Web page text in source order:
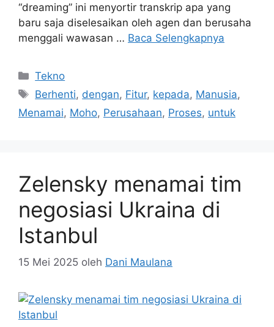
“dreaming” ini menyortir transkrip apa yang
baru saja diselesaikan oleh agen dan berusaha
menggali wawasan … Baca Selengkapnya
Kategori
Tekno
Tag
Berhenti, dengan, Fitur, kepada, Manusia,
Menamai, Moho, Perusahaan, Proses, untuk
Zelensky menamai tim
negosiasi Ukraina di
Istanbul
15 Mei 2025 oleh Dani Maulana